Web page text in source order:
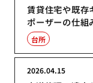
賃貸住宅や既存
ポーザーの仕組
台所
2026.04.15